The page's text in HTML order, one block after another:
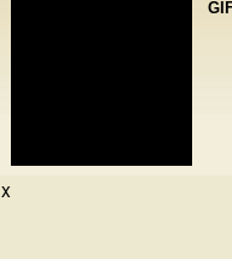
x